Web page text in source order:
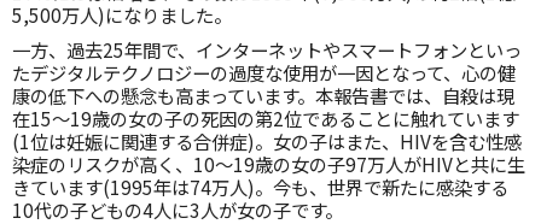
5,500万人)になりました。
一方、過去25年間で、インターネットやスマートフォンといっ
たデジタルテクノロジーの過度な使用が一因となって、心の健
康の低下への懸念も高まっています。本報告書では、自殺は現
在15〜19歳の女の子の死因の第2位であることに触れています
(1位は妊娠に関連する合併症)。女の子はまた、HIVを含む性感
染症のリスクが高く、10〜19歳の女の子97万人がHIVと共に生
きています(1995年は74万人)。今も、世界で新たに感染する
10代の子どもの4人に3人が女の子です。